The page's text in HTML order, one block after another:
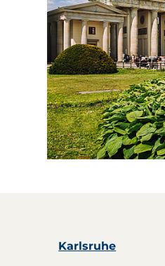
Karlsruhe